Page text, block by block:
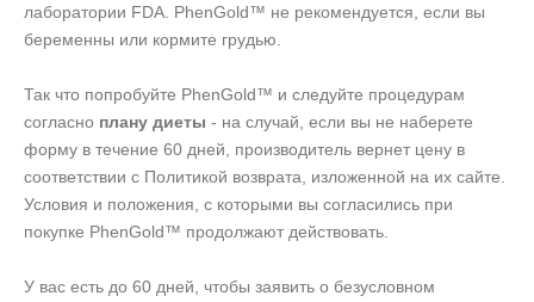
лаборатории FDA. PhenGold™ не рекомендуется, если вы
беременны или кормите грудью.
Так что попробуйте PhenGold™ и следуйте процедурам
согласно плану диеты - на случай, если вы не наберете
форму в течение 60 дней, производитель вернет цену в
соответствии с Политикой возврата, изложенной на их сайте.
Условия и положения, с которыми вы согласились при
покупке PhenGold™ продолжают действовать.
У вас есть до 60 дней, чтобы заявить о безусловном